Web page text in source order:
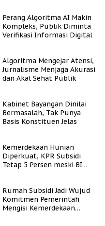
Perang Algoritma AI Makin
Kompleks, Publik Diminta
Verifikasi Informasi Digital
Algoritma Mengejar Atensi,
Jurnalisme Menjaga Akurasi
dan Akal Sehat Publik
Kabinet Bayangan Dinilai
Bermasalah, Tak Punya
Basis Konstituen Jelas
Kemerdekaan Hunian
Diperkuat, KPR Subsidi
Tetap 5 Persen meski BI
Rumah Subsidi Jadi Wujud
Komitmen Pemerintah
Mengisi Kemerdekaan